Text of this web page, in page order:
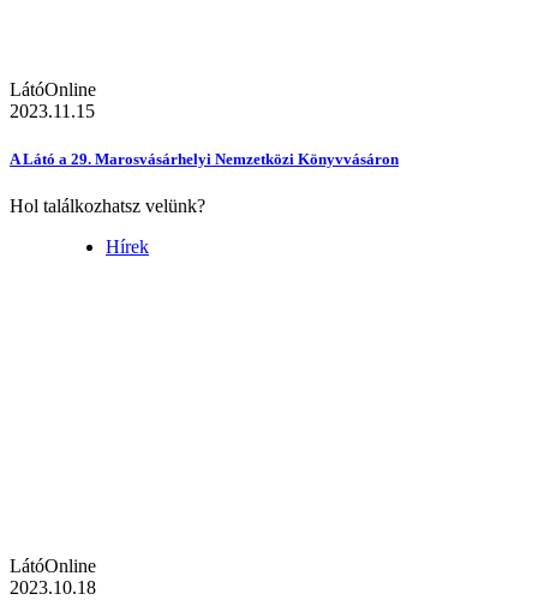
LátóOnline
2023.11.15
A Látó a 29. Marosvásárhelyi Nemzetközi Könyvvásáron
Hol találkozhatsz velünk?
Hírek
LátóOnline
2023.10.18